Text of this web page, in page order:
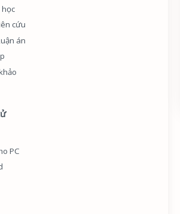
học
cứu
án
PC